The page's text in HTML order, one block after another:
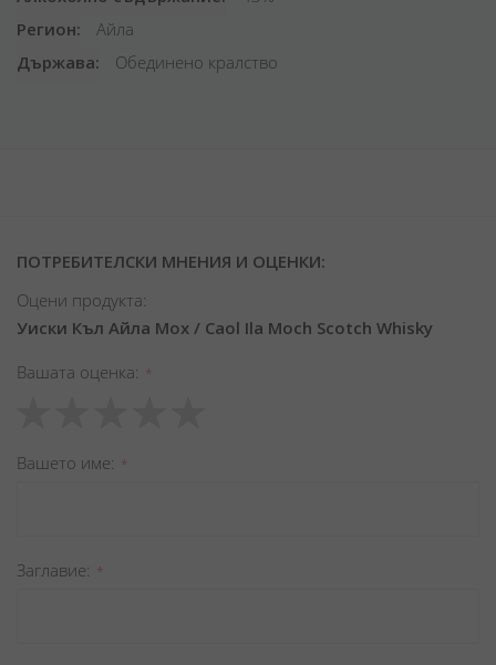
Регион
Айла
Държава
Обединено кралство
ПОТРЕБИТЕЛСКИ МНЕНИЯ И ОЦЕНКИ:
Оцени продукта:
Уиски Къл Айла Мох / Caol Ila Moch Scotch Whisky
Вашата оценка
star
stars
stars
stars
stars
Вашето име
Заглавиe